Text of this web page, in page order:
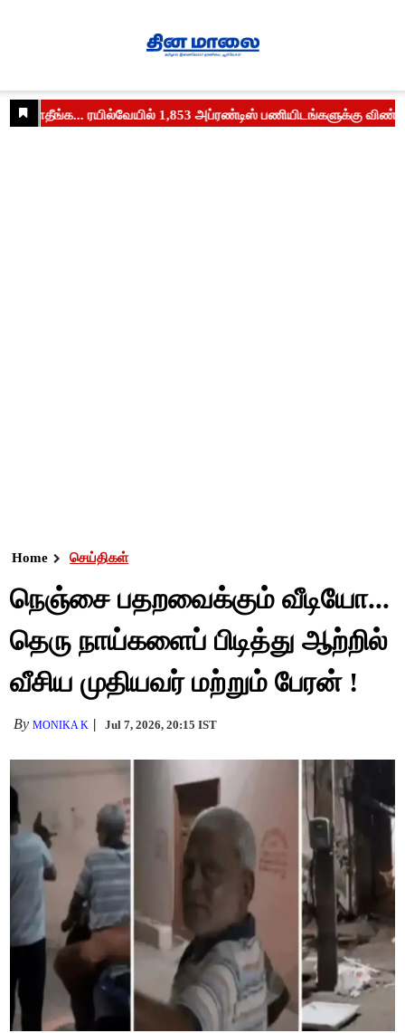
Home செய்திகள்
நெஞ்சை பதறவைக்கும் வீடியோ...
தெரு நாய்களைப் பிடித்து ஆற்றில்
வீசிய முதியவர் மற்றும் பேரன் !
ByMONIKA K Jul 7, 2026, 20:15 IST